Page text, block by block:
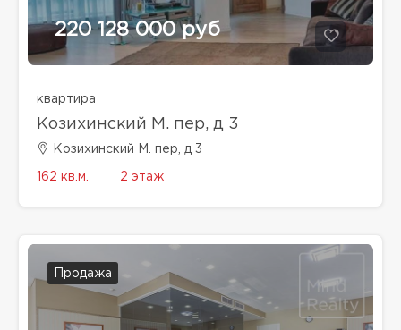
220 128 000 руб
квартира
Козихинский М. пер, д 3
Козихинский М. пер, д 3
162 кв.м. 2 этаж
Продажа